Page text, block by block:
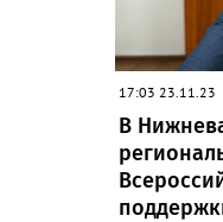
17:03 23.11.23
В